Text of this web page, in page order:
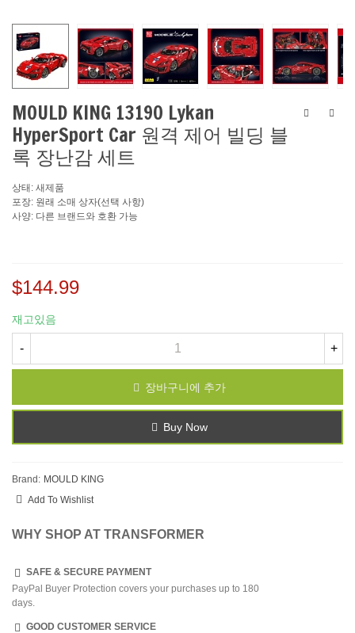
MOULD KING 13190 Lykan
HyperSport Car 원격 제어 빌딩 블
록 장난감 세트
상태: 새제품
포장: 원래 소매 상자(선택 사항)
사양: 다른 브랜드와 호환 가능
$144.99
재고있음
- +
장바구니에 추가
Buy Now
Brand: MOULD KING
Add To Wishlist
WHY SHOP AT TRANSFORMER
SAFE & SECURE PAYMENT
PayPal Buyer Protection covers your purchases up to 180
days.
GOOD CUSTOMER SERVICE